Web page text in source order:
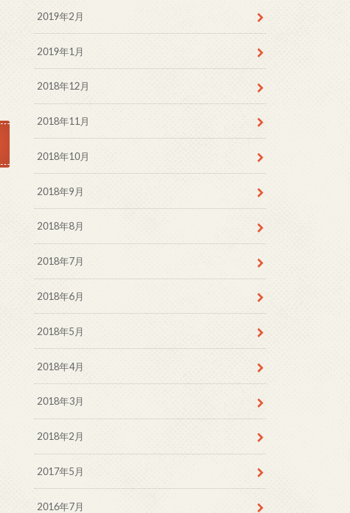
2019年2月
2019年1月
2018年12月
2018年11月
2018年10月
2018年9月
2018年8月
2018年7月
2018年6月
2018年5月
2018年4月
2018年3月
2018年2月
2017年5月
2016年7月